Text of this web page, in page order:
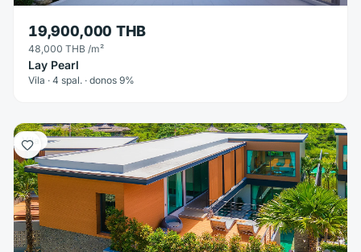
19,900,000 THB
48,000 THB /m²
Lay Pearl
Vila · 4 spal. · donos 9%
Vila